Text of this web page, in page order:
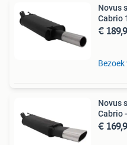
Novus
Cabrio
€
Novus
Cabrio
€